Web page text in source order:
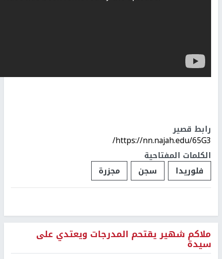
رابط قصير
https://nn.najah.edu/65G3/
الكلمات المفتاحية
فلوريدا
سجن مجزرة
ملاكم شهير يقتحم المدرجات ويعتدي على
سيدة